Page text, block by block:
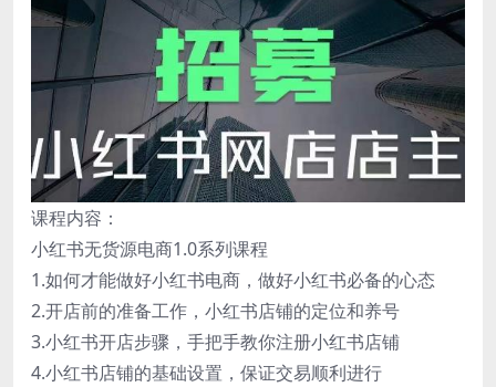
课程内容：
小红书无货源电商1.0系列课程
1.如何才能做好小红书电商，做好小红书必备的心态
2.开店前的准备工作，小红书店铺的定位和养号
3.小红书开店步骤，手把手教你注册小红书店铺
4.小红书店铺的基础设置，保证交易顺利进行